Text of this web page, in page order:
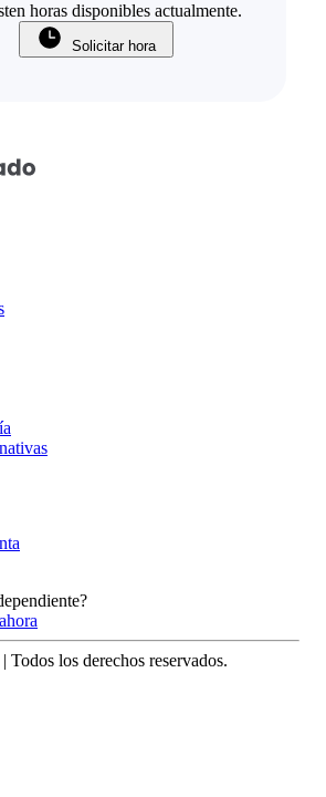
horas disponibles actualmente.
Solicitar hora
| Todos los derechos reservados.